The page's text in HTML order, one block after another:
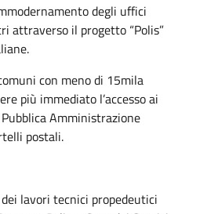
degli uffici
attraverso il progetto “Polis”
con meno di 15mila
più immediato l’accesso ai
Amministrazione
postali.
lavori tecnici propedeutici